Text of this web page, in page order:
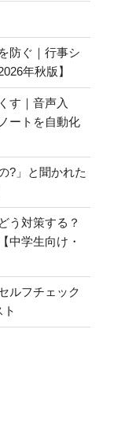
防ぐ｜行事シ
年秋版】
す｜音声入
ートを自動化
?」と聞かれた
う対策する？
中学生向け・
ルフチェック